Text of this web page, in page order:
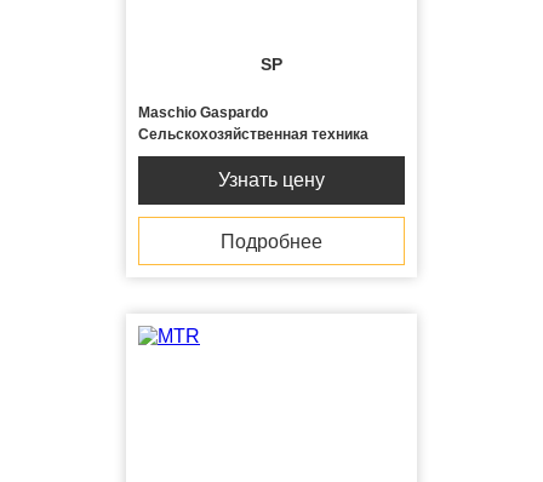
SP
Maschio Gaspardo
Сельскохозяйственная техника
Узнать цену
Подробнее